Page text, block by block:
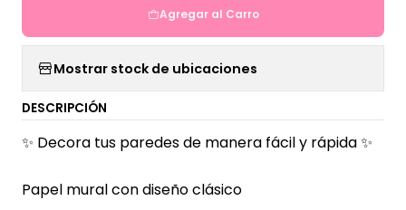
Agregar al Carro
Mostrar stock de ubicaciones
DESCRIPCIÓN
✨ Decora tus paredes de manera fácil y rápida ✨
Papel mural con diseño clásico